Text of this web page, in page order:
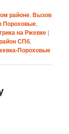
районе,Вызов
Пороховые,
на Ржевке |
СПб,
Пороховые